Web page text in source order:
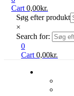
Cart 0,00kr.
Søg efter produkt
×
Search for:
0
Cart 0,00kr.